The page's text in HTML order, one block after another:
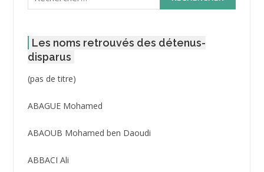
Les noms retrouvés des détenus-
disparus
(pas de titre)Post
3416
ABAGUE Mohamed
ABAOUB Mohamed ben Daoudi
ABBACI Ali